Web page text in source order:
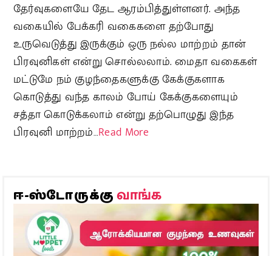
தேர்வுகளையே தேட ஆரம்பித்துள்ளனர். அந்த
வகையில் பேக்கரி வகைகளை தற்போது
உருவெடுத்து இருக்கும் ஒரு நல்ல மாற்றம் தான்
பிரவுனிகள் என்று சொல்லலாம். மைதா வகைகள்
மட்டுமே நம் குழந்தைகளுக்கு கேக்குகளாக
கொடுத்து வந்த காலம் போய் கேக்குகளையும்
சத்தா கொடுக்கலாம் என்று தற்பொழுது இந்த
பிரவுனி மாற்றம்…Read More
ஈ-ஸ்டோருக்குவாங்க